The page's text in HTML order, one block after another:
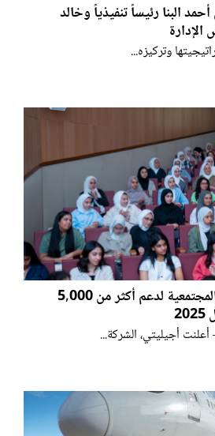
البنا رئيساً تنفيذياً وخالد
وتركيزه...
أجيليتي تجدد شراكاتها المجتمعية لدعم أكثر من 5,000